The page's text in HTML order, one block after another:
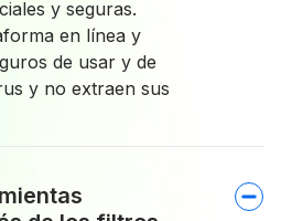
y seguras.
en línea y
de usar y de
y no extraen sus